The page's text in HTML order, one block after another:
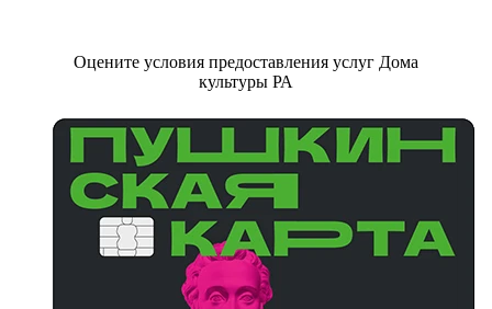
Оцените условия предоставления услуг Дома
культуры РА